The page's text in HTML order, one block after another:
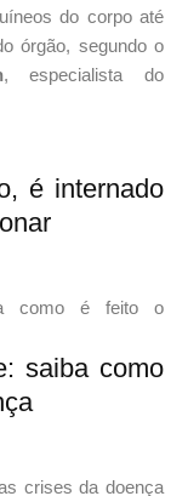
do corpo até
órgão, segundo o
, especialista do
é internado
saiba como